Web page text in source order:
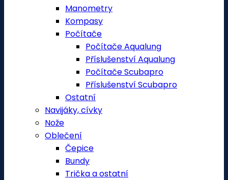
Manometry
Kompasy
Počítače
Počítače Aqualung
Příslušenství Aqualung
Počítače Scubapro
Příslušenství Scubapro
Ostatní
Navijáky, cívky
Nože
Oblečení
Čepice
Bundy
Trička a ostatní